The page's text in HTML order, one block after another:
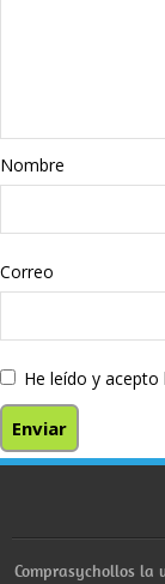
Stanley
libros
He leído y acepto
Comprasychollos la